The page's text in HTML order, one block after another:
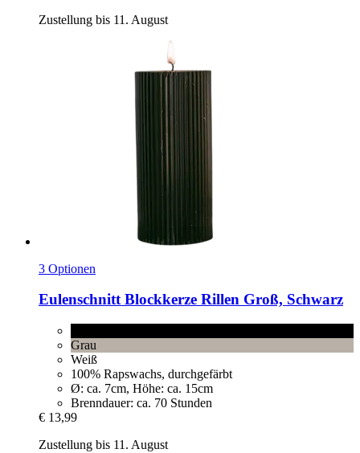
Zustellung bis 11. August
3 Optionen
EulenschnittBlockkerze Rillen Groß, Schwarz
Grau
Weiß
100% Rapswachs, durchgefärbt
Ø: ca. 7cm, Höhe: ca. 15cm
Brenndauer: ca. 70 Stunden
€ 13,99
Zustellung bis 11. August